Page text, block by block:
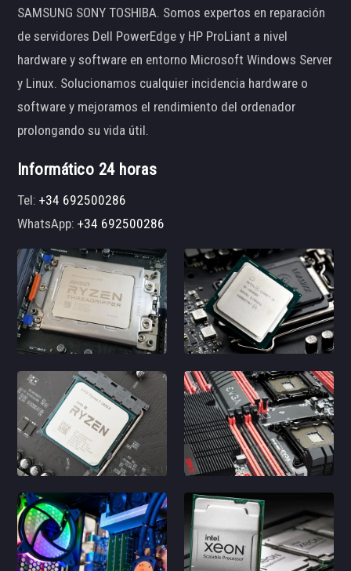
SAMSUNG SONY TOSHIBA. Somos expertos en reparación
de servidores Dell PowerEdge y HP ProLiant a nivel
hardware y software en entorno Microsoft Windows Server
y Linux. Solucionamos cualquier incidencia hardware o
software y mejoramos el rendimiento del ordenador
prolongando su vida útil.
Informático 24 horas
Tel:+34 692500286
WhatsApp:+34 692500286